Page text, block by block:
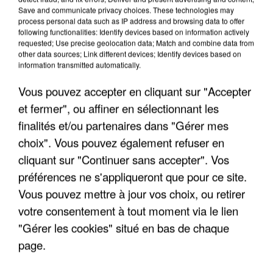
INCENDIES : L’ÎLE-DE-FRANCE LANCE UN ÉLAN
DE SOLIDARITÉ AVEC LES...
APRÈS TOUTES CES CANICULES, LES REFUGES
Save and communicate privacy choices. These technologies may
process personal data such as IP address and browsing data to offer
following functionalities: Identify devices based on information actively
requested; Use precise geolocation data; Match and combine data from
other data sources; Link different devices; Identify devices based on
information transmitted automatically.
Vous pouvez accepter en cliquant sur "Accepter
et fermer", ou affiner en sélectionnant les
finalités et/ou partenaires dans "Gérer mes
choix". Vous pouvez également refuser en
cliquant sur "Continuer sans accepter". Vos
préférences ne s'appliqueront que pour ce site.
Vous pouvez mettre à jour vos choix, ou retirer
votre consentement à tout moment via le lien
"Gérer les cookies" situé en bas de chaque
page.